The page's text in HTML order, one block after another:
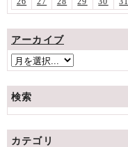
アーカイブ
検索
カテゴリ